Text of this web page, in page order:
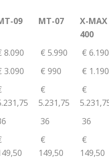
09 MT-07
X-MAX
400
8.090 € 5.990
€ 6.190
3.090 € 990
€ 1.190
€
5.231,75
€
36
36
€
149,50
€
149,50